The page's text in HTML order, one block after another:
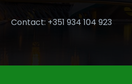
Contact: +351 934 104 923